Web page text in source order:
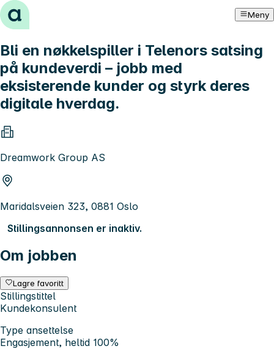
Hopp til innhold Meny
Bli en nøkkelspiller i Telenors satsing
på kundeverdi – jobb med
eksisterende kunder og styrk deres
digitale hverdag.
Dreamwork Group AS
Maridalsveien 323, 0881 Oslo
Stillingsannonsen er inaktiv.
Om jobben
Lagre favoritt
Stillingstittel
Kundekonsulent
Type ansettelse
Engasjement, heltid 100%